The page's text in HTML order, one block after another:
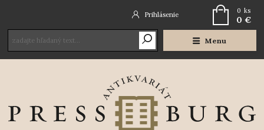
Menu
Prihlásenie 0 ks
0 €